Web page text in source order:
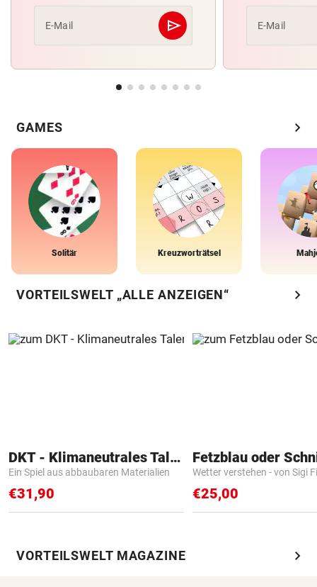
E-Mail send
Abschicken E-Mail
GAMES chevron_right
Solitär Kreuzworträtsel
VORTEILSWELT „ALLE ANZEIGEN“ chevron_right
DKT - Klimaneutrales Talent
Ein Spiel aus abbaubaren Materialien
€31,90
Fetzblau oder
Wetter verstehen - von Sigi
€25,00
VORTEILSWELT MAGAZINE chevron_right